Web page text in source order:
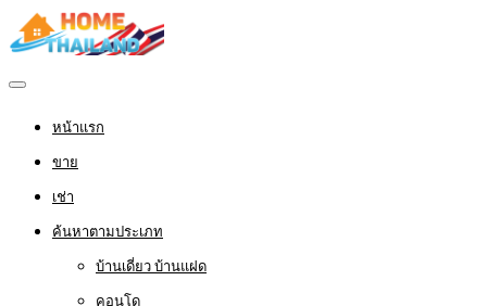
หน้าแรก
ขาย
เช่า
ค้นหาตามประเภท
บ้านเดี่ยว บ้านแฝด
คอนโด